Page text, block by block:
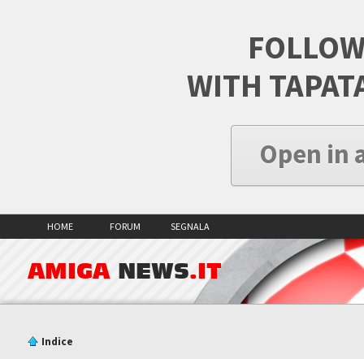
WITH
Open in
HOME FORUM SEGNALA
AMIGA NEWS.IT
Indice